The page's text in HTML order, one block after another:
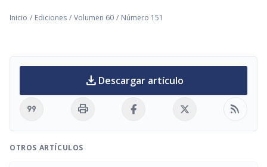
Inicio / Ediciones / Volumen 60 / Número 151
download Descargar artículo
format_quote print rss_feed
OTROS ARTÍCULOS